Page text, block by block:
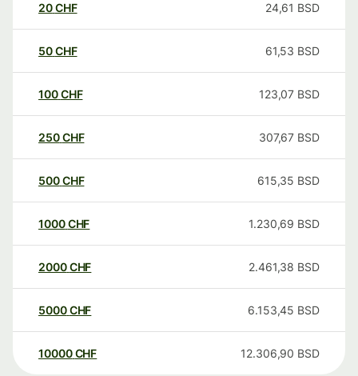
20CHF 24,61 BSD
50CHF 61,53 BSD
100CHF 123,07 BSD
250CHF 307,67 BSD
500CHF 615,35 BSD
1000CHF 1.230,69 BSD
2000CHF 2.461,38 BSD
5000CHF 6.153,45 BSD
10000 CHF 12.306,90 BSD